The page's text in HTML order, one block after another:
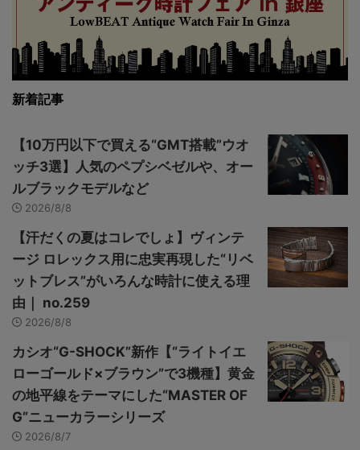
新着記事
【10万円以下で買える“GMT搭載”ウオ
ッチ3選】人気のペプシベゼルや、オー
ルブラックモデルなど
2026/8/8
【汗だくの夏はコレでしょ】ヴィンテ
ージ ロレックス用に忠実再現した“リベ
ットブレス”がいろんな時計に使える理
由｜ no.259
2026/8/8
カシオ“G-SHOCK”新作【“ライトイエ
ローゴールド×ブラウン”で3機種】黄金
の地平線をテーマにした“MASTER OF
G”ニューカラーシリーズ
2026/8/7